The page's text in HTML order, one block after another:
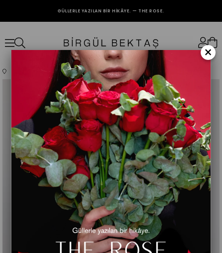
GÜLLERLE YAZILAN BIR HIKÂYE. — THE ROSE.
Giyim Üst Giyim Abiye Beyaz Elena Elbise
×